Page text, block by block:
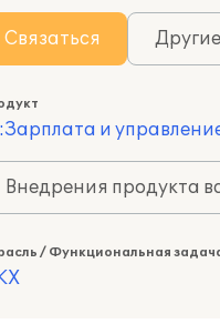
Связаться
и
Внедрения продукта
/ Функциональная